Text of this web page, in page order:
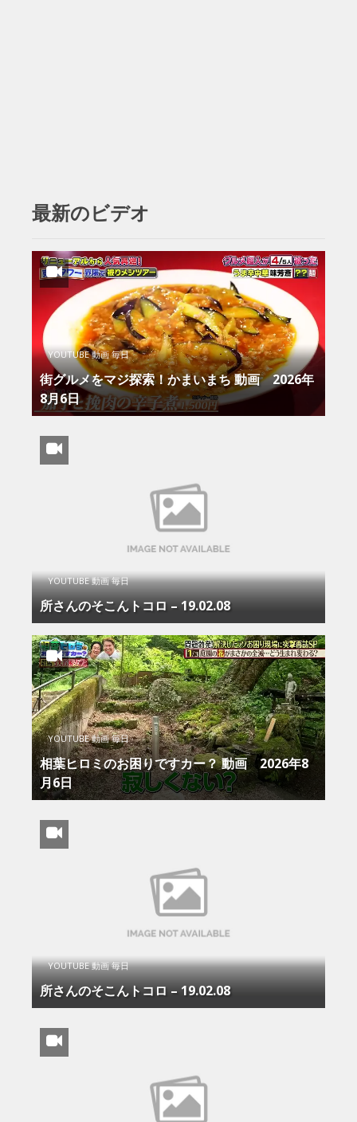
最新のビデオ
YOUTUBE 動画 毎日
街グルメをマジ探索！かまいまち 動画 2026年
8月6日
YOUTUBE 動画 毎日
所さんのそこんトコロ – 19.02.08
YOUTUBE 動画 毎日
相葉ヒロミのお困りですカー？ 動画 2026年8
月6日
YOUTUBE 動画 毎日
所さんのそこんトコロ – 19.02.08